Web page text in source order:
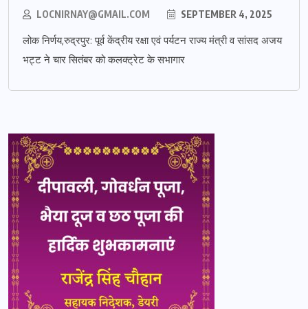
LOCNIRNAY@GMAIL.COM SEPTEMBER 4, 2025
लोक निर्णय,रुद्रपुर: पूर्व केंद्रीय रक्षा एवं पर्यटन राज्य मंत्री व सांसद अजय
भट्ट ने चार सितंबर को कलक्ट्रेट के सभागार